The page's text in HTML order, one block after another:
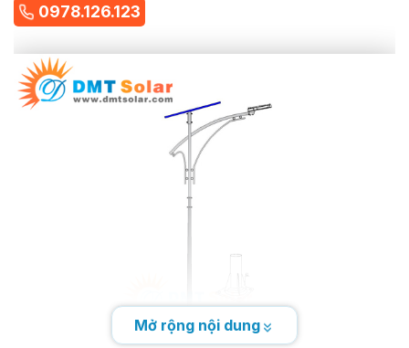
0978.126.123
Mở rộng nội dung